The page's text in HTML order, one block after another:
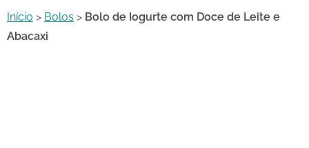
Início > Bolos > Bolo de Iogurte com Doce de Leite e
Abacaxi